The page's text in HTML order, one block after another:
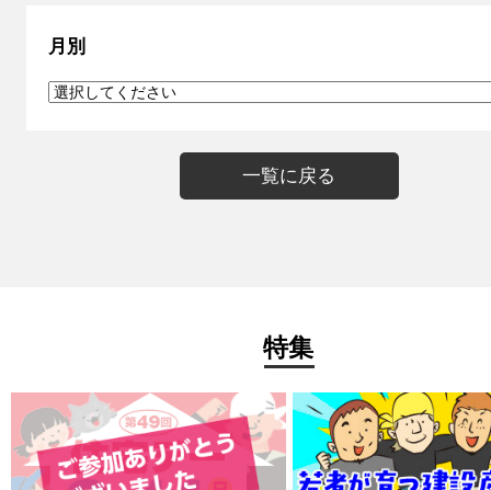
月別
一覧に戻る
特集